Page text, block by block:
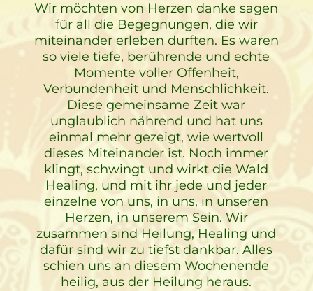
Wir möchten von Herzen danke sagen
für all die Begegnungen, die wir
miteinander erleben durften. Es waren
so viele tiefe, berührende und echte
Momente voller Offenheit,
Verbundenheit und Menschlichkeit.
Diese gemeinsame Zeit war
unglaublich nährend und hat uns
einmal mehr gezeigt, wie wertvoll
dieses Miteinander ist. Noch immer
klingt, schwingt und wirkt die Wald
Healing, und mit ihr jede und jeder
einzelne von uns, in uns, in unseren
Herzen, in unserem Sein. Wir
zusammen sind Heilung, Healing und
dafür sind wir zu tiefst dankbar. Alles
schien uns an diesem Wochenende
heilig, aus der Heilung heraus.